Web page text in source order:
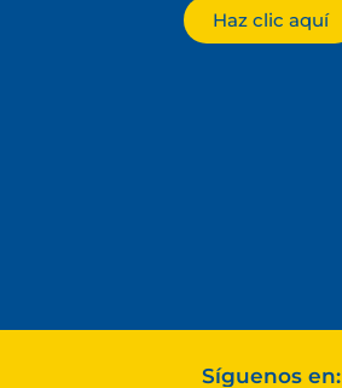
Haz clic aquí
Síguenos en: